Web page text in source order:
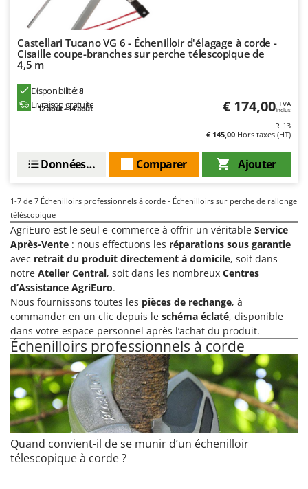
Pulvérisateurs
Pulvérisateurs portés
R
Rafraîchisseurs d'air par évaporation
Rampes de chargement en aluminium
Râpes à fromage électriques
Remplisseuses
Robots nettoyeurs de piscine
Rogneuses de souches
Rouleaux pour tracteur
S
Scies à os
Scies à Ruban
Scies alternatives à batterie
Scies de jardin télescopiques
Sécateurs électriques à batterie
Sécateurs et Échenilloirs manuels
Sécateurs pneumatiques
Semoirs et Épandeurs d'engrais
Socs pour tracteur
Souffleurs aspirateurs pour Feuilles
GRIFO
GYS
H
Hailo
Helvi
I
Idromatic
Il-Tec
Imperia
Infaco
Intec
Intex
Italyco
ITM
J JOLLY ITALIA
K
KAAZ
Karcher
Castellari Tucano VG 6 - Échenilloir d'élagage à corde -
Cisaille coupe-branches sur perche télescopique de
4,5 m
Disponibilité:8
Livraison gratuite
12 août - 14 août € 174,00 TVA
Inclus
R-13
€ 145,00 Hors taxes (HT)
Ajouter
Comparer
Données techniques
1-7 de 7 Échenilloirs professionnels à corde - Échenilloirs sur perche de rallonge
téléscopique
AgriEuro est le seul e-commerce à offrir un véritable Service
Après-Vente : nous effectuons les réparations sous garantie
avec retrait du produit directement à domicile, soit dans
notre Atelier Central, soit dans les nombreux Centres
d’Assistance AgriEuro.
Nous fournissons toutes les pièces de rechange, à
commander en un clic depuis le schéma éclaté, disponible
dans votre espace personnel après l’achat du produit.
Échenilloirs professionnels à corde
Quand convient-il de se munir d’un échenilloir
télescopique à corde ?